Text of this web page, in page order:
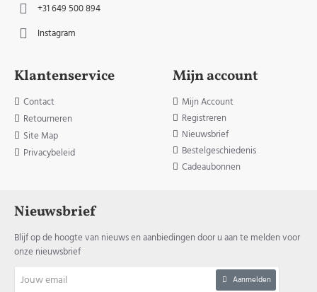
+31 649 500 894
Instagram
Klantenservice
Contact
Retourneren
Site Map
Privacybeleid
Mijn account
Mijn Account
Registreren
Nieuwsbrief
Bestelgeschiedenis
Cadeaubonnen
Nieuwsbrief
Blijf op de hoogte van nieuws en aanbiedingen door u aan te melden voor
onze nieuwsbrief
email
Aanmelden